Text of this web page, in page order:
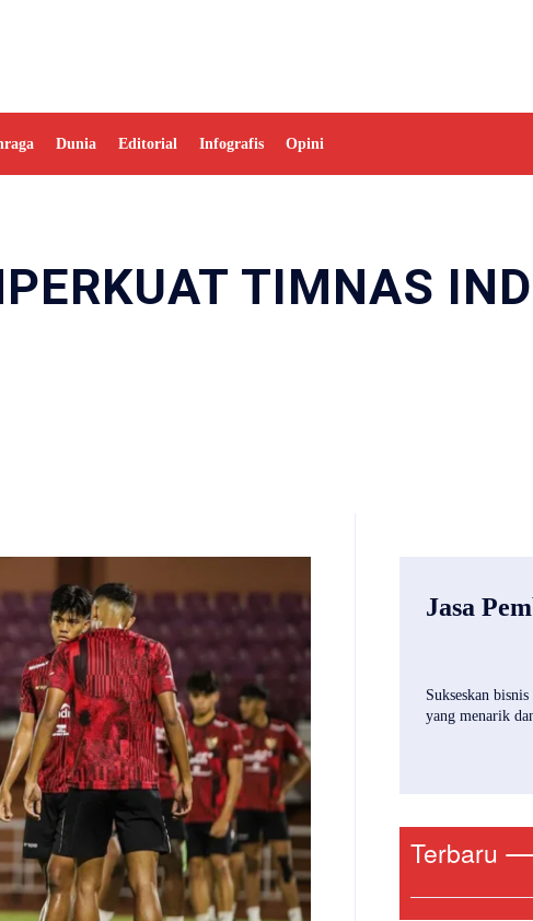
Dunia Editorial Infografis Opini
TIMNAS
Jasa
Sukseskan
yang menarik
Terbaru